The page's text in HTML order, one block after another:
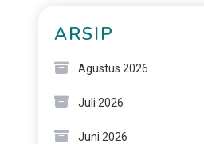
ARSIP
Agustus 2026
Juli 2026
Juni 2026